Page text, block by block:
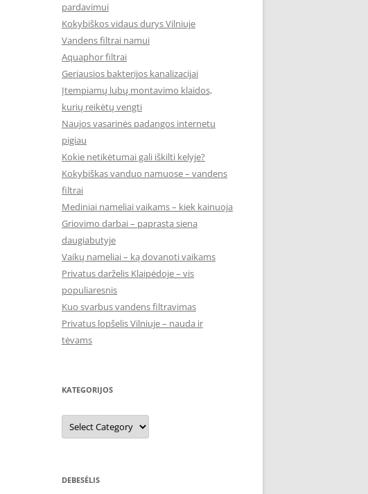
pardavimui
Kokybiškos vidaus durys Vilniuje
Vandens filtrai namui
Aquaphor filtrai
Geriausios bakterijos kanalizacijai
Įtempiamų lubų montavimo klaidos,
kurių reikėtų vengti
Naujos vasarinės padangos internetu
pigiau
Kokie netikėtumai gali iškilti kelyje?
Kokybiškas vanduo namuose – vandens
filtrai
Mediniai nameliai vaikams – kiek kainuoja
Griovimo darbai – paprasta siena
daugiabutyje
Vaikų nameliai – ką dovanoti vaikams
Privatus darželis Klaipėdoje – vis
populiaresnis
Kuo svarbus vandens filtravimas
Privatus lopšelis Vilniuje – nauda ir
tėvams
KATEGORIJOS
Kategorijos
DEBESĖLIS